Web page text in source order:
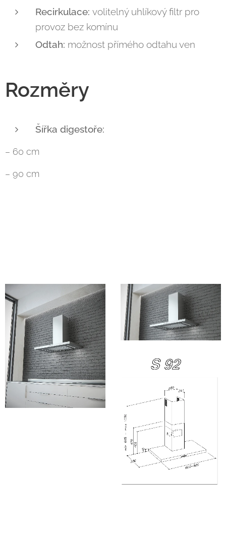
Recirkulace: volitelný uhlíkový filtr pro
provoz bez komínu
Odtah: možnost přímého odtahu ven
Rozměry
Šířka digestoře:
– 60 cm
– 90 cm